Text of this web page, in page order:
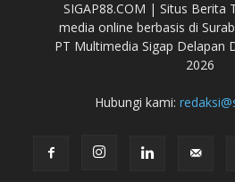
SIGAP88.COM | Situs Berita
media online berbasis di
PT Multimedia Sigap Delapan
2026
Hubungi kami: